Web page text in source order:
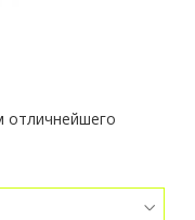
отличнейшего